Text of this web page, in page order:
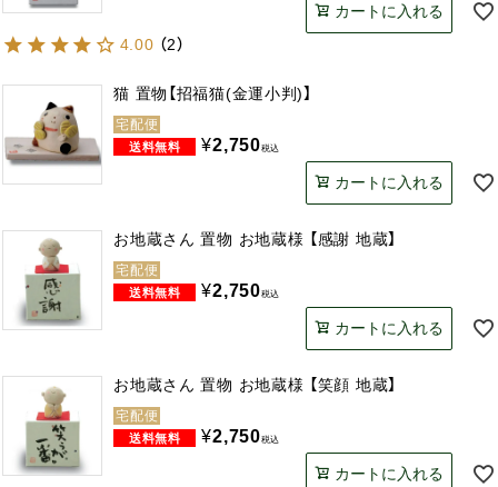
カートに入れる
4.00 （2）
猫 置物【招福猫(金運小判)】
宅配便
¥2,750税込
カートに入れる
お地蔵さん 置物 お地蔵様 【感謝 地蔵】
宅配便
¥2,750税込
カートに入れる
お地蔵さん 置物 お地蔵様 【笑顔 地蔵】
宅配便
¥2,750税込
カートに入れる